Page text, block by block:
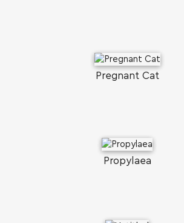
Pregnant Cat
Propylaea